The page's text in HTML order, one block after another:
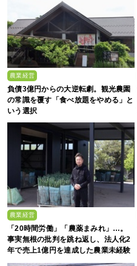
農業経営
負債3億円からの大逆転劇。観光農園
の常識を覆す「食べ放題をやめる」と
いう選択
農業経営
「20時間労働」「農薬まみれ」…。
事実無根の批判を跳ね返し、法人化2
年で売上1億円を達成した農業未経験
の若者たち